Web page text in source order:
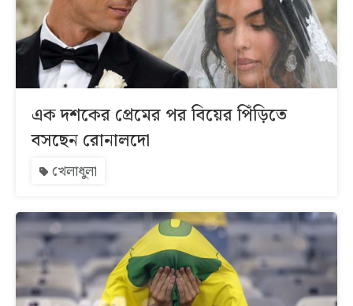
এক দশকের প্রেমের পর বিয়ের পিঁড়িতে
বসছেন রোনালদো
খেলাধুলা